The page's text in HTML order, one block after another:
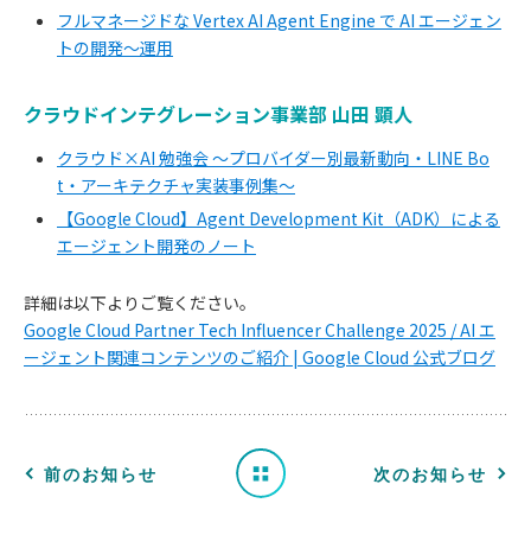
フルマネージドな Vertex AI Agent Engine で AI エージェン
トの開発〜運用
クラウドインテグレーション事業部 山田 顕人
クラウド×AI 勉強会 〜プロバイダー別最新動向・LINE Bo
t・アーキテクチャ実装事例集〜
【Google Cloud】Agent Development Kit（ADK）による
エージェント開発のノート
詳細は以下よりご覧ください。
Google Cloud Partner Tech Influencer Challenge 2025 / AI エ
ージェント関連コンテンツのご紹介 | Google Cloud 公式ブログ
前のお知らせ
知
ら
せ
一 次のお知らせ